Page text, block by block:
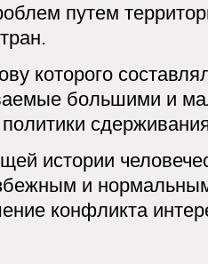
путем
которого
большими и
истории
и
конфликта